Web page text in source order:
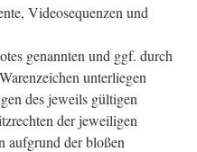
Videosequenzen und
genannten und ggf. durch
unterliegen
des jeweils gültigen
der jeweiligen
aufgrund der bloßen